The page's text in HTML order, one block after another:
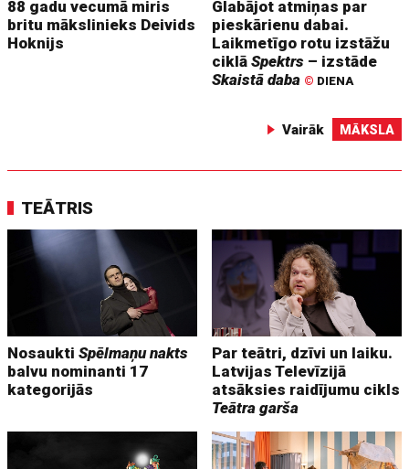
88 gadu vecumā miris
britu mākslinieks Deivids
Hoknijs
Glabājot atmiņas par
pieskārienu dabai.
Laikmetīgo rotu izstāžu
ciklāSpektrs – izstāde
Skaistā daba © DIENA
Vairāk MĀKSLA
TEĀTRIS
NosauktiSpēlmaņu nakts
balvu nominanti 17
kategorijās
Par teātri, dzīvi un laiku.
Latvijas Televīzijā
atsāksies raidījumu cikls
Teātra garša